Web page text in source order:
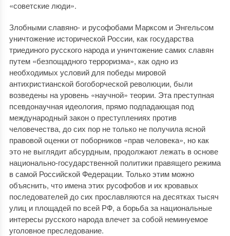
«советские люди».
Злобными славяно- и русофобами Марксом и Энгельсом
уничтожение исторической России, как государства
триединого русского народа и уничтожение самих славян
путем «безпощадного терроризма», как одно из
необходимых условий для победы мировой
антихристианской богоборческой революции, были
возведены на уровень «научной» теории. Эта преступная
псевдонаучная идеология, прямо подпадающая под
международный закон о преступлениях против
человечества, до сих пор не только не получила ясной
правовой оценки от поборников «прав человека», но как
это не выглядит абсурдным, продолжают лежать в основе
национально-государственной политики правящего режима
в самой Российской Федерации. Только этим можно
объяснить, что имена этих русофобов и их кровавых
последователей до сих прославляются на десятках тысяч
улиц и площадей по всей РФ, а борьба за национальные
интересы русского народа влечет за собой неминуемое
уголовное преследование.